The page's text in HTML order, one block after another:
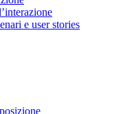
e user stories